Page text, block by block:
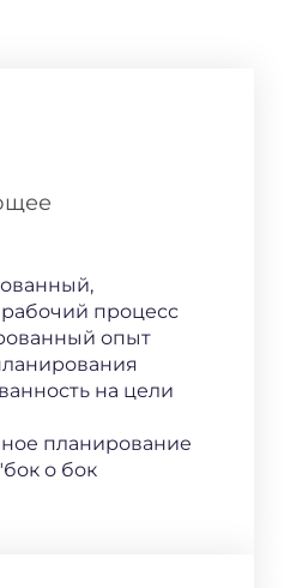
процесс
опыт
на цели
планирование
о бок